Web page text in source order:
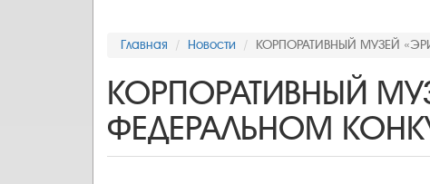
Главная Новости КОРПОРАТИВНЫЙ МУЗЕЙ
КОРПОРАТИВНЫЙ
ФЕДЕРАЛЬНОМ